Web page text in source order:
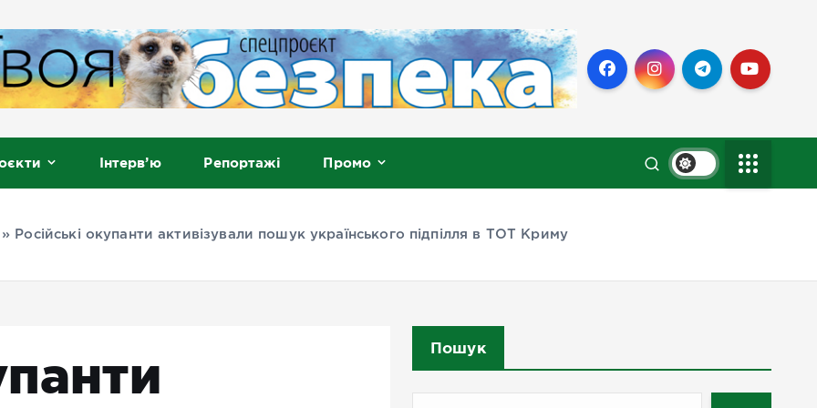
Інтерв’ю Репортажі Промо
» Російські окупанти активізували пошук українського підпілля в ТОТ Криму
Пошук